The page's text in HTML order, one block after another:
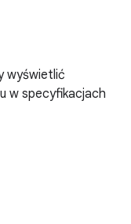
wyświetlić
w specyfikacjach